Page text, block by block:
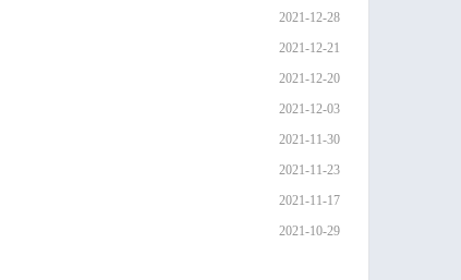
2021-12-28
2021-12-21
2021-12-20
2021-12-03
2021-11-30
2021-11-23
2021-11-17
2021-10-29